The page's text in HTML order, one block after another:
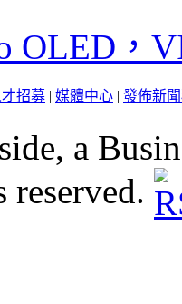
OLED，
才招募 | 媒體中心 | 發佈新
a